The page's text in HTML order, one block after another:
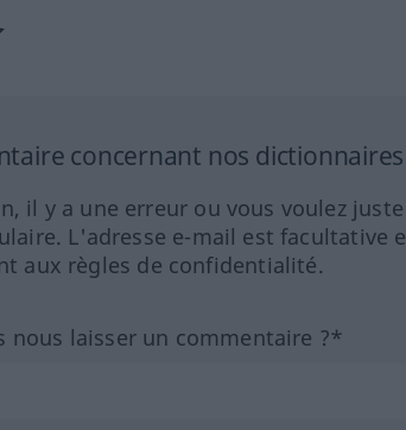
concernant nos
il y a une erreur ou vous voulez
L'adresse e-mail est facultative
aux règles de confidentialité.
nous laisser un commentaire ?*